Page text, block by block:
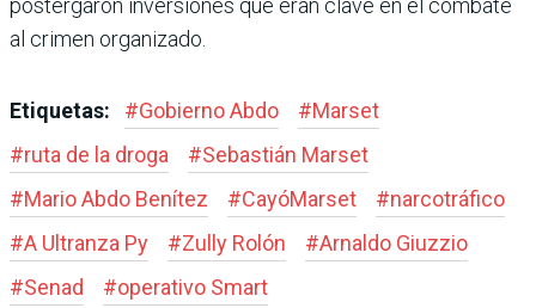
posterga­ron inversiones que eran clave en el combate
al crimen orga­nizado.
Etiquetas: #Gobierno Abdo #Marset
#ruta de la droga #Sebastián Marset
#Mario Abdo Benítez #CayóMarset #narcotráfico
#A Ultranza Py #Zully Rolón #Arnaldo Giuzzio
#Senad #operativo Smart